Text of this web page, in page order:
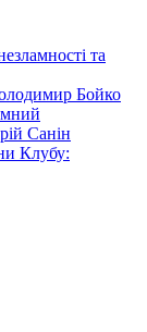
та
Бойко
Санін
Клубу: